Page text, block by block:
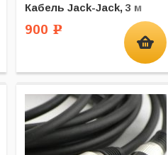
Кабель Jack-Jack, 3 м
900 Р